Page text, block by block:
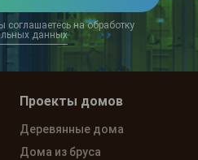
на обработку
данных
Проекты домов
Деревянные дома
Дома из бруса